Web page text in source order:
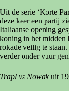
Uit de serie ‘Korte
deze keer een partij
Italiaanse opening
koning in het midden
rokade veilig te
verder onder vuur
Trapl vs Nowakuit